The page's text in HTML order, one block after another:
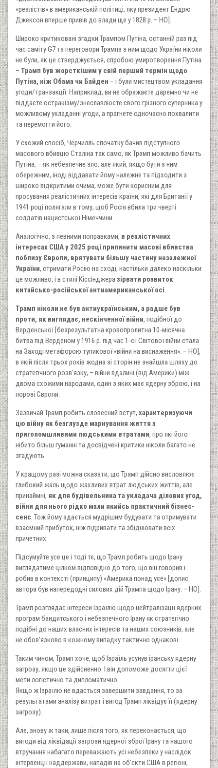
«реалістів» в американській політиці, яку президент Ендрю
Джексон вперше привів до влади ще у 1828 р. – НО].
Широко критиковані згадки Трампом Путіна, останній раз під
час саміту G7 та переговори Трампа з ним щодо України ніколи
не були, як це стверджується, спробою умиротворення Путіна
– Трамп був жорсткішим у свій перший термін щодо
Путіна, ніж Обама чи Байден – і були мистецтвом укладання
угоди/транзакції. Наприклад, ви не ображаєте даремно чи не
піддаєте остракізму/знеславлюєте свого грізного суперника у
можливому укладанні угоди, а прагнете одночасно похвалити
та перемогти його.
У схожий спосіб, Черчилль спочатку бачив підступного
масового вбивцю Сталіна так само, як Трамп можливо бачить
Путіна, – як небезпечне зло, але який, якщо бути з ним
обережним, іноді віддавати йому належне та підходити з
широко відкритими очима, може бути корисним для
просування реалістичних інтересів країни, які для Британії у
1941 році полягали в тому, щоб Росія вбила три чверті
солдатів нацистської Німеччини.
Аналогічно, з певними поправками, в реалістичних
інтересах США у 2025 році припинити масові вбивства
поблизу Європи, врятувати більшу частину незалежної
України, стримати Росію на сході, настільки далеко наскільки
це можливо, і в стилі Кіссінджеразірвати розвиток
китайсько-російської антиамериканської осі.
Трамп ніколи не був антиукраїнським, а радше був
проти, як виглядає, нескінченної війни, подібної до
Верденської [безрезультатна кровопролитна 10-місячна
битва під Верденом у 1916 р. під час 1-ої Світової війни стала
на Заході метафорою тупикової «війни на виснаження». – НО],
в якій після трьох років жодна зі сторін не знайшла шляху до
стратегічного розв'язку, – війни вдалині (від Америки) між
двома схожими народами, один з яких має ядерну зброю, і на
порозі Європи.
Зазвичай Трамп робить словесний вступ, характеризуючи
цю війну як безглузде марнування життя з
приголомшливими людськими втратами, про які його
нібито більш гуманні та досвідчені критики ніколи багато не
згадують.
У кращому разі можна сказати, що Трамп дійсно висловлює
глибокий жаль щодо жахливих втрат людських життів, але
принаймні, як для будівельника та укладача ділових угод,
війни для нього рідко мали якийсь практичний бізнес-
сенс. Тож йому здається мудрішим будувати та отримувати
взаємний прибуток, ніж підривати та збіднювати всіх
причетних.
Підсумуйте усе це і тоді те, що Трамп робить щодо Ірану
виглядатиме цілком відповідно до того, що він говорив і
робив в контексті (принципу) «Америка понад усе» [допис
автора був напередодні силових дій Трампа щодо Ірану. – НО].
Трамп розглядає інтереси Ізраїлю щодо нейтралізації ядерних
програм бандитського і небезпечного Ірану як стратегічно
подібні до наших власних інтересів та наших союзників, але
не обов'язково в кожному випадку тактично однакові.
Таким чином, Трамп хоче, щоб Ізраїль усунув іранську ядерну
загрозу, якщо це здійсненно. І він допоможе досягти цієї
мети логістично та дипломатично.
Якщо ж Ізраїлю не вдасться завершити завдання, то за
результатами аналізу витрат і вигод Трамп ліквідує її (ядерну
загрозу).
Але, знову ж таки, лише після того, як переконається, що
вигоди від ліквідації загрози ядерної зброї Ірану та нашого
втручання набагато переважають усі небезпеки у наслідок
інтервенції наддержави, нападів на об'єкти США в регіоні,